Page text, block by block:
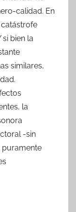
calidad. En
si bien la
similares,
la
-sin
puramente